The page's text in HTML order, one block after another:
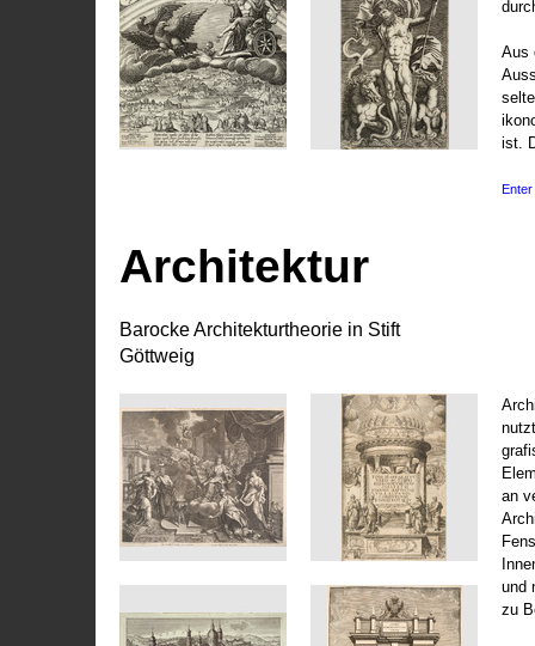
Aus
ist.
Enter
Architektur
Barocke Architekturtheorie in Stift
Göttweig
an
und
zu